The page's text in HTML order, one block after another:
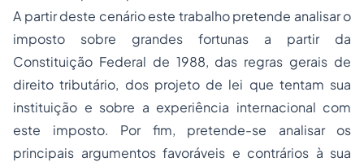
A partir deste cenário este trabalho pretende analisar o
imposto sobre grandes fortunas a partir da
Constituição Federal de 1988, das regras gerais de
direito tributário, dos projeto de lei que tentam sua
instituição e sobre a experiência internacional com
este imposto. Por fim, pretende-se analisar os
principais argumentos favoráveis e contrários à sua